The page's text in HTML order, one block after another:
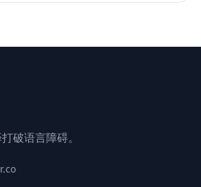
破语言障碍。